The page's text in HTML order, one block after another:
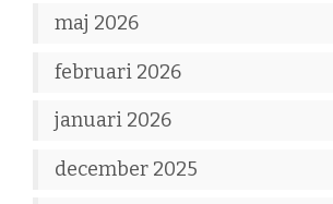
maj 2026
februari 2026
januari 2026
december 2025